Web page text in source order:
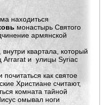
находиться
монастырь Святого
армянской
квартала, который
Arrarat и улицы Syriac
как святое
Христиане считают,
комната тайной
омывал ноги